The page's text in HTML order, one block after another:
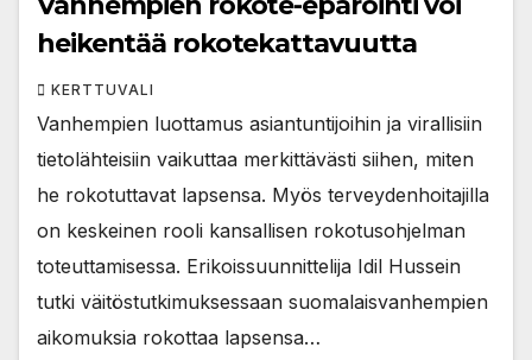
heikentää rokotekattavuutta
KERTTUVALI
Vanhempien luottamus asiantuntijoihin ja virallisiin
tietolähteisiin vaikuttaa merkittävästi siihen, miten
he rokotuttavat lapsensa. Myös terveydenhoitajilla
on keskeinen rooli kansallisen rokotusohjelman
toteuttamisessa. Erikoissuunnittelija Idil Hussein
tutki väitöstutkimuksessaan suomalaisvanhempien
aikomuksia rokottaa lapsensa…